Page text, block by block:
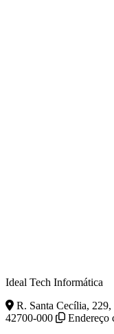
Ideal Tech Informática
R. Santa Cecília,
42700-000
Endereço